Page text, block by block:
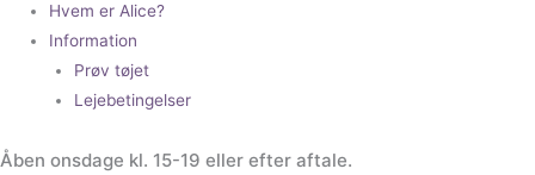
Hvem er Alice?
Information
Prøv tøjet
Lejebetingelser
Åben onsdage kl. 15-19 eller efter aftale.